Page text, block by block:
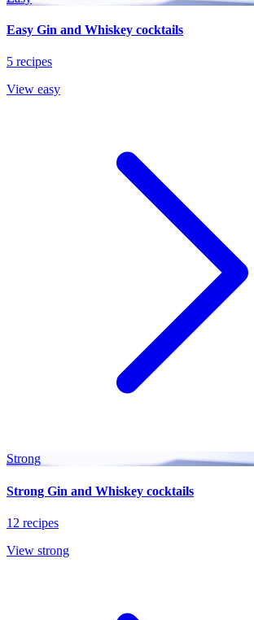
Easy Gin and Whiskey cocktails
5 recipes
View easy
Strong
Strong Gin and Whiskey cocktails
12 recipes
View strong